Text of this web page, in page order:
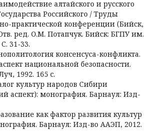
алтайского и русского
Российского / Труды
практической конференции (Бийск,
ред. О.М. Потапчук. Бийск: БГПУ им.
31-33.
консенсуса-конфликта.
национальной безопасности.
1992. 165 с.
культур народов Сибири
аспект): монография. Барнаул: Изд-
как фактор развития культур
Барнаул: Изд-во ААЭП, 2012.